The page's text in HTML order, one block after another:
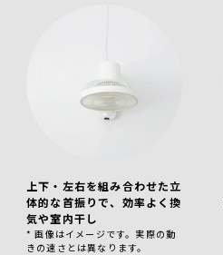
上下・左右を組み合わせた立
体的な首振りで、効率よく換
気や室内干し
* 画像はイメージです。実際の動
きの速さとは異なります。